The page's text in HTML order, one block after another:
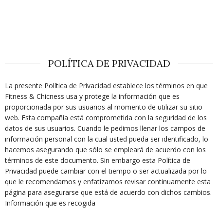
POLÍTICA DE PRIVACIDAD
La presente Política de Privacidad establece los términos en que
Fitness & Chicness usa y protege la información que es
proporcionada por sus usuarios al momento de utilizar su sitio
web. Esta compañía está comprometida con la seguridad de los
datos de sus usuarios. Cuando le pedimos llenar los campos de
información personal con la cual usted pueda ser identificado, lo
hacemos asegurando que sólo se empleará de acuerdo con los
términos de este documento. Sin embargo esta Política de
Privacidad puede cambiar con el tiempo o ser actualizada por lo
que le recomendamos y enfatizamos revisar continuamente esta
página para asegurarse que está de acuerdo con dichos cambios.
Información que es recogida